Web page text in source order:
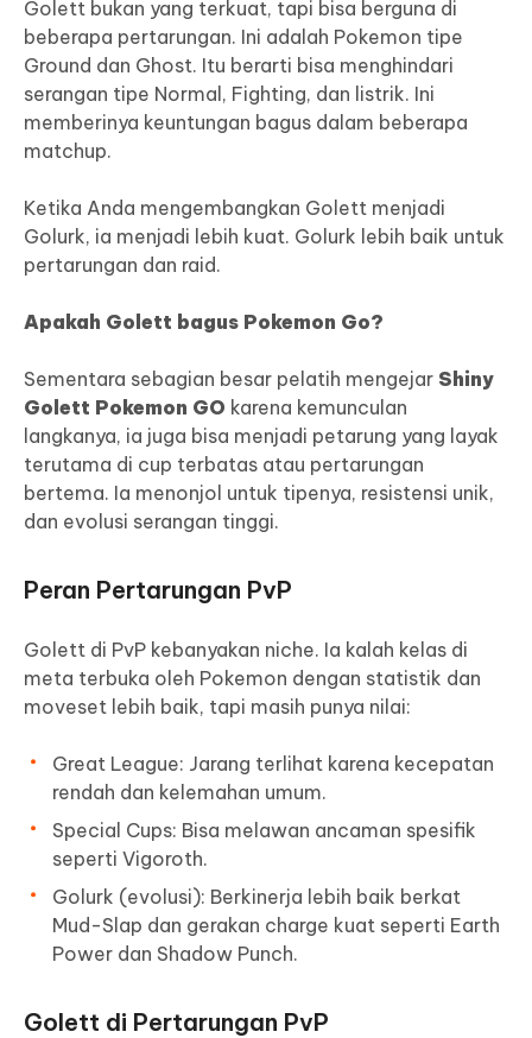
Golett bukan yang terkuat, tapi bisa berguna di
beberapa pertarungan. Ini adalah Pokemon tipe
Ground dan Ghost. Itu berarti bisa menghindari
serangan tipe Normal, Fighting, dan listrik. Ini
memberinya keuntungan bagus dalam beberapa
matchup.
Ketika Anda mengembangkan Golett menjadi
Golurk, ia menjadi lebih kuat. Golurk lebih baik untuk
pertarungan dan raid.
Apakah Golett bagus Pokemon Go?
Sementara sebagian besar pelatih mengejar Shiny
Golett Pokemon GO karena kemunculan
langkanya, ia juga bisa menjadi petarung yang layak
terutama di cup terbatas atau pertarungan
bertema. Ia menonjol untuk tipenya, resistensi unik,
dan evolusi serangan tinggi.
Peran Pertarungan PvP
Golett di PvP kebanyakan niche. Ia kalah kelas di
meta terbuka oleh Pokemon dengan statistik dan
moveset lebih baik, tapi masih punya nilai:
Great League: Jarang terlihat karena kecepatan
rendah dan kelemahan umum.
Special Cups: Bisa melawan ancaman spesifik
seperti Vigoroth.
Golurk (evolusi): Berkinerja lebih baik berkat
Mud-Slap dan gerakan charge kuat seperti Earth
Power dan Shadow Punch.
Golett di Pertarungan PvP